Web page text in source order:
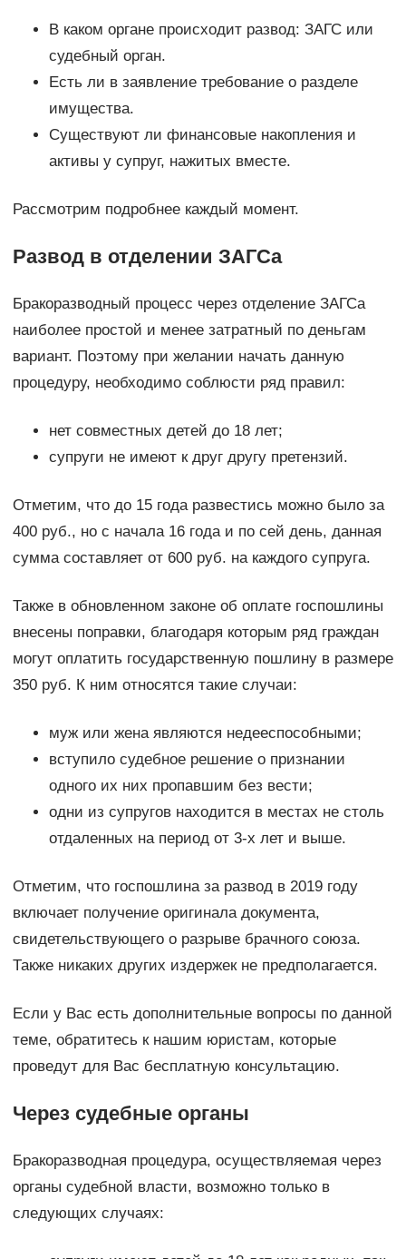
В каком органе происходит развод: ЗАГС или
судебный орган.
Есть ли в заявление требование о разделе
имущества.
Существуют ли финансовые накопления и
активы у супруг, нажитых вместе.
Рассмотрим подробнее каждый момент.
Развод в отделении ЗАГСа
Бракоразводный процесс через отделение ЗАГСа
наиболее простой и менее затратный по деньгам
вариант. Поэтому при желании начать данную
процедуру, необходимо соблюсти ряд правил:
нет совместных детей до 18 лет;
супруги не имеют к друг другу претензий.
Отметим, что до 15 года развестись можно было за
400 руб., но с начала 16 года и по сей день, данная
сумма составляет от 600 руб. на каждого супруга.
Также в обновленном законе об оплате госпошлины
внесены поправки, благодаря которым ряд граждан
могут оплатить государственную пошлину в размере
350 руб. К ним относятся такие случаи:
муж или жена являются недееспособными;
вступило судебное решение о признании
одного их них пропавшим без вести;
одни из супругов находится в местах не столь
отдаленных на период от 3-х лет и выше.
Отметим, что госпошлина за развод в 2019 году
включает получение оригинала документа,
свидетельствующего о разрыве брачного союза.
Также никаких других издержек не предполагается.
Если у Вас есть дополнительные вопросы по данной
теме, обратитесь к нашим юристам, которые
проведут для Вас бесплатную консультацию.
Через судебные органы
Бракоразводная процедура, осуществляемая через
органы судебной власти, возможно только в
следующих случаях: